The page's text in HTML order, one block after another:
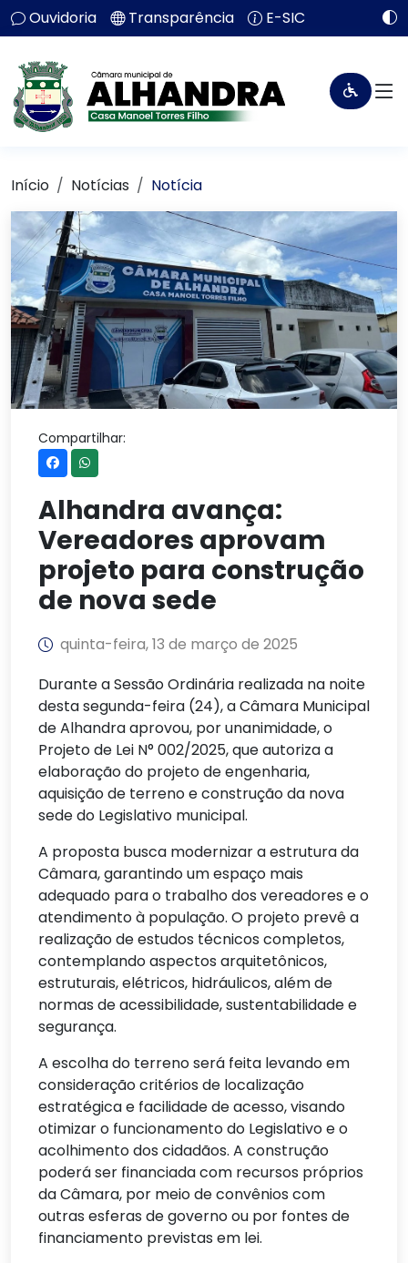
Ouvidoria Transparência E-SIC
Início Notícias Notícia
Compartilhar:
Alhandra avança:
Vereadores aprovam
projeto para construção
de nova sede
quinta-feira, 13 de março de 2025
Durante a Sessão Ordinária realizada na noite
desta segunda-feira (24), a Câmara Municipal
de Alhandra aprovou, por unanimidade, o
Projeto de Lei N° 002/2025, que autoriza a
elaboração do projeto de engenharia,
aquisição de terreno e construção da nova
sede do Legislativo municipal.
A proposta busca modernizar a estrutura da
Câmara, garantindo um espaço mais
adequado para o trabalho dos vereadores e o
atendimento à população. O projeto prevê a
realização de estudos técnicos completos,
contemplando aspectos arquitetônicos,
estruturais, elétricos, hidráulicos, além de
normas de acessibilidade, sustentabilidade e
segurança.
A escolha do terreno será feita levando em
consideração critérios de localização
estratégica e facilidade de acesso, visando
otimizar o funcionamento do Legislativo e o
acolhimento dos cidadãos. A construção
poderá ser financiada com recursos próprios
da Câmara, por meio de convênios com
outras esferas de governo ou por fontes de
financiamento previstas em lei.